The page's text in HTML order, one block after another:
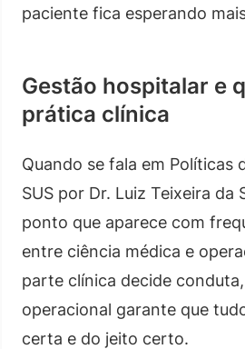
paciente fica esperando
Gestão hospitalar e
prática clínica
Quando se fala em Políticas
SUS por Dr. Luiz Teixeira da
ponto que aparece com
entre ciência médica e
parte clínica decide
operacional garante que
certa e do jeito certo.